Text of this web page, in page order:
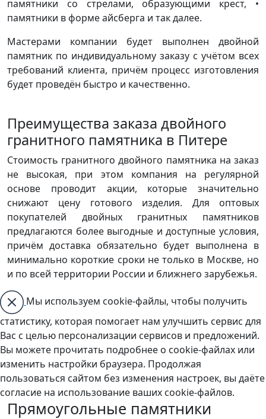
памятники со стрелами, образующими крест, •
памятники в форме айсберга и так далее.
Мастерами компании будет выполнен двойной
памятник по индивидуальному заказу с учётом всех
требований клиента, причём процесс изготовления
будет проведён быстро и качественно.
Преимущества заказа двойного
гранитного памятника в Питере
Стоимость гранитного двойного памятника на заказ
не высокая, при этом компания на регулярной
основе проводит акции, которые значительно
снижают цену готового изделия. Для оптовых
покупателей двойных гранитных памятников
предлагаются более выгодные и доступные условия,
причём доставка обязательно будет выполнена в
минимально короткие сроки не только в Москве, но
и по всей территории России и ближнего зарубежья.
Мы используем cookie-файлы, чтобы получить
статистику, которая помогает нам улучшить сервис для
Вас с целью персонализации сервисов и предложений.
Вы можете прочитать подробнее о cookie-файлах или
изменить настройки браузера. Продолжая
пользоваться сайтом без изменения настроек, вы даёте
согласие на использование ваших cookie-файлов.
Прямоугольные памятники